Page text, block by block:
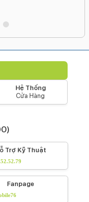
Hệ Thống
Cửa Hàng
Trợ Kỹ Thuật
Fanpage